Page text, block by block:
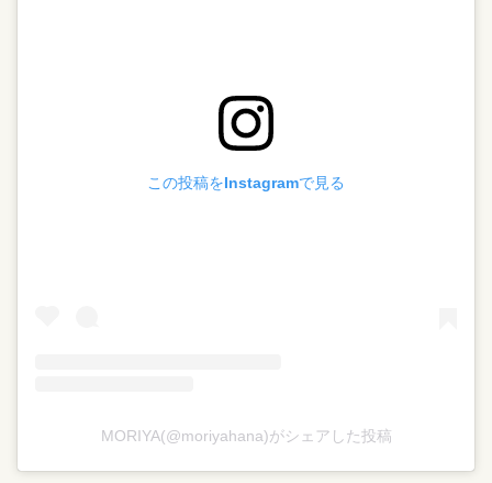
この投稿をInstagramで見る
MORIYA(@moriyahana)がシェアした投稿